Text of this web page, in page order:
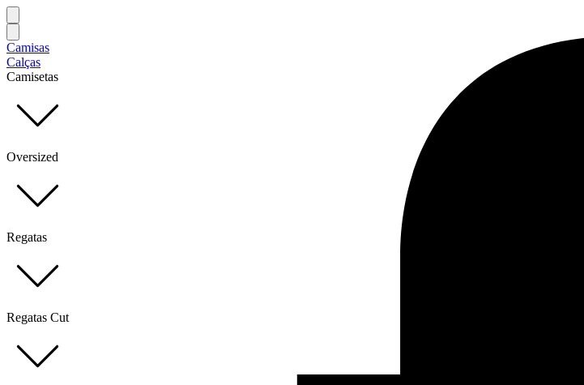
Camisas
Calças
Camisetas
Oversized
Regatas
Regatas Cut